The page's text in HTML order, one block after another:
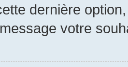
dernière
votre